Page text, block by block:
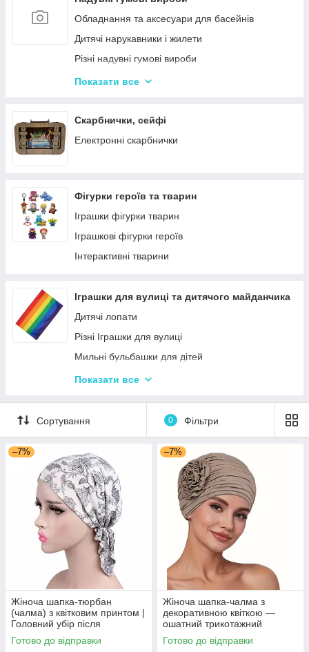
Кінетичний пісок
Дитячий Пластилін
Декупаж
Крейда для Малювання
Рукоділля
Валіза для малювання
Обладнання та аксесуари для басейнів
Дитячі нарукавники і жилети
Різні надувні гумові вироби
Насоси для матрасів та гумових виробів
Надувні матраци
Дитячі надувні басейни
Показати все
Скарбнички, сейфі
Електронні скарбнички
Фігурки героїв та тварин
Іграшки фігурки тварин
Іграшкові фігурки героїв
Інтерактивні тварини
Іграшки для вулиці та дитячого майданчика
Дитячі лопати
Різні Іграшки для вулиці
Мильні бульбашки для дітей
Гойдалки для дітей
Гірки для дитячого майданчика
Зимові іграшки для вулиці
Повітряні змії
Показати все
Сортування 0 Фільтри
–7%
Жіноча шапка-тюрбан
(чалма) з квітковим принтом |
Головний убір після
хіміотерапії, при алопеції |
Літня хустка на голову
Готово до відправки
–7%
Жіноча шапка-чалма з
декоративною квіткою —
ошатний трикотажний
тюрбан, колір Кава з
молоком
Готово до відправки